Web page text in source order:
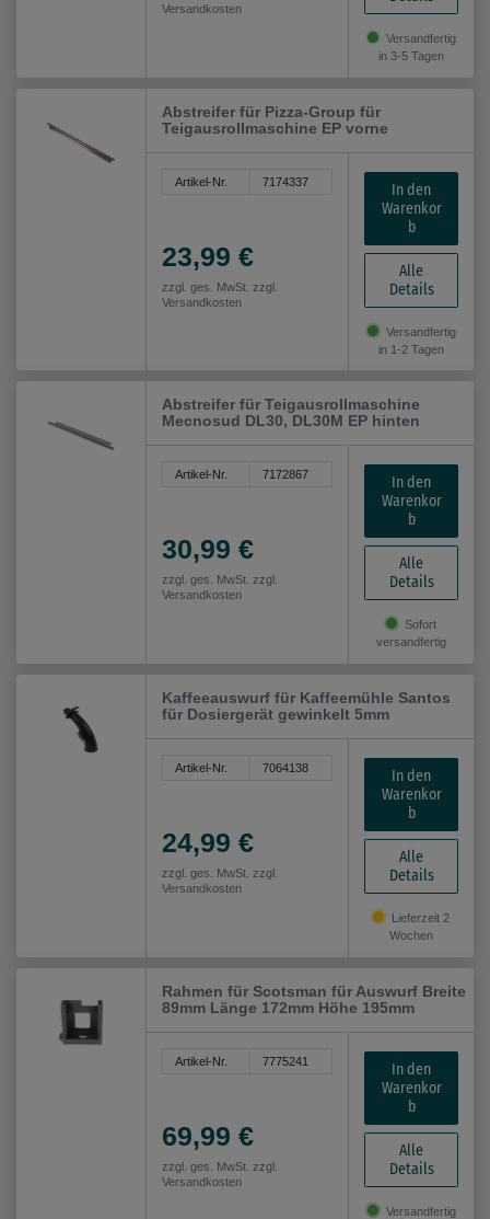
Versandkosten
Versandfertig
in 3-5 Tagen
Abstreifer für Pizza-Group für
Teigausrollmaschine EP vorne
Artikel-Nr. 7174337
23,99 €
zzgl. ges. MwSt. zzgl.
Versandkosten
In den
Warenkor
b
Alle
Details
Versandfertig
in 1-2 Tagen
Abstreifer für Teigausrollmaschine
Mecnosud DL30, DL30M EP hinten
Artikel-Nr. 7172867
30,99 €
zzgl. ges. MwSt. zzgl.
Versandkosten
In den
Warenkor
b
Alle
Details
Sofort
versandfertig
Kaffeeauswurf für Kaffeemühle Santos
für Dosiergerät gewinkelt 5mm
Artikel-Nr. 7064138
24,99 €
zzgl. ges. MwSt. zzgl.
Versandkosten
In den
Warenkor
b
Alle
Details
Lieferzeit 2
Wochen
Rahmen für Scotsman für Auswurf Breite
89mm Länge 172mm Höhe 195mm
Artikel-Nr. 7775241
69,99 €
zzgl. ges. MwSt. zzgl.
Versandkosten
In den
Warenkor
b
Alle
Details
Versandfertig